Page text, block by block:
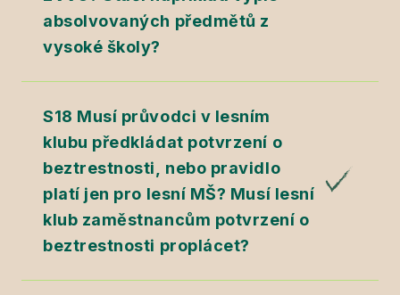
absolvovaných předmětů z
vysoké školy?
S18 Musí průvodci v lesním
klubu předkládat potvrzení o
beztrestnosti, nebo pravidlo
platí jen pro lesní MŠ? Musí lesní
klub zaměstnancům potvrzení o
beztrestnosti proplácet?